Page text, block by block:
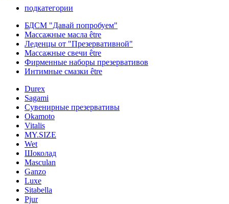
подкатегории
БДСМ "Давай попробуем"
Массажные масла être
Леденцы от "Презервативной"
Массажные свечи être
Фирменные наборы презервативов
Интимные смазки être
Durex
Sagami
Сувенирные презервативы
Okamoto
Vitalis
MY.SIZE
Wet
Шоколад
Masculan
Ganzo
Luxe
Sitabella
Pjur